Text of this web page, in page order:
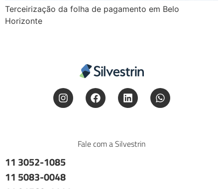
Terceirização da folha de pagamento em Belo
Horizonte
Fale com a Silvestrin
11 3052-1085
11 5083-0048